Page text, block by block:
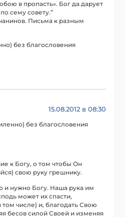
в пропасть». Бог да дарует
сему совету.”
Письма к разным
без благословения
15.08.2012 в 08:30
без благословения
к Богу, о том чтобы Он
свою руку грешнику.
и нужно Богу. Наша рука им
может их спасти,
числе) и, благодать Свою
бесов силой Своей и изменяя